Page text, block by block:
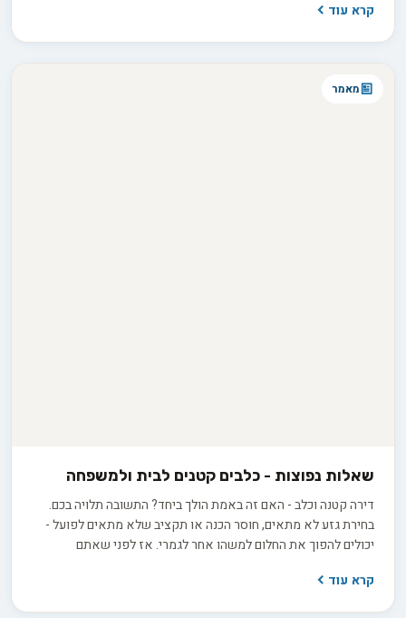
קרא עוד
מאמר
שאלות נפוצות - כלבים קטנים לבית ולמשפחה
דירה קטנה וכלב - האם זה באמת הולך ביחד? התשובה תלויה בכם.
בחירת גזע לא מתאים, חוסר הכנה או תקציב שלא מתאים לפועל -
יכולים להפוך את החלום למשהו אחר לגמרי. אז לפני שאתם
לכם מדריך שימנע כאבי ראש מיותרים.
קרא עוד